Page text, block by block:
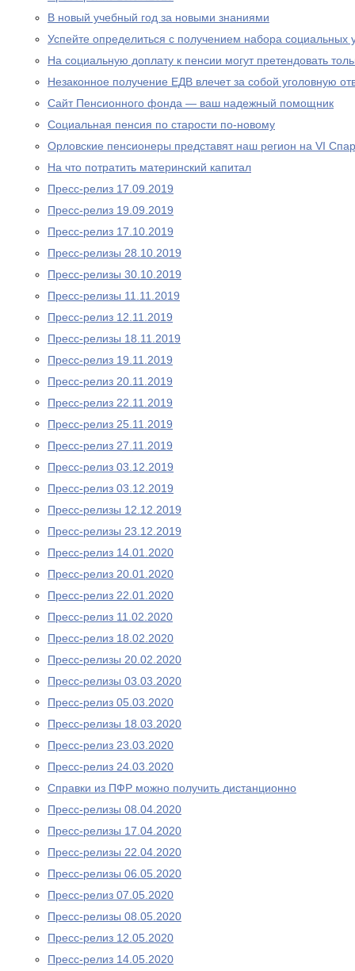
В новый учебный год за новыми знаниями
Успейте определиться с получением набора социальных
На социальную доплату к пенсии могут претендовать
Незаконное получение ЕДВ влечет за собой уголовную
Сайт Пенсионного фонда — ваш надежный помощник
Социальная пенсия по старости по-новому
Орловские пенсионеры представят наш регион на VI
На что потратить материнский капитал
Пресс-релиз 17.09.2019
Пресс-релиз 19.09.2019
Пресс-релиз 17.10.2019
Пресс-релизы 28.10.2019
Пресс-релизы 30.10.2019
Пресс-релизы 11.11.2019
Пресс-релиз 12.11.2019
Пресс-релизы 18.11.2019
Пресс-релиз 19.11.2019
Пресс-релиз 20.11.2019
Пресс-релиз 22.11.2019
Пресс-релиз 25.11.2019
Пресс-релиз 27.11.2019
Пресс-релиз 03.12.2019
Пресс-релиз 03.12.2019
Пресс-релизы 12.12.2019
Пресс-релизы 23.12.2019
Пресс-релиз 14.01.2020
Пресс-релиз 20.01.2020
Пресс-релиз 22.01.2020
Пресс-релиз 11.02.2020
Пресс-релиз 18.02.2020
Пресс-релизы 20.02.2020
Пресс-релизы 03.03.2020
Пресс-релиз 05.03.2020
Пресс-релизы 18.03.2020
Пресс-релиз 23.03.2020
Пресс-релиз 24.03.2020
Справки из ПФР можно получить дистанционно
Пресс-релизы 08.04.2020
Пресс-релизы 17.04.2020
Пресс-релизы 22.04.2020
Пресс-релизы 06.05.2020
Пресс-релиз 07.05.2020
Пресс-релизы 08.05.2020
Пресс-релиз 12.05.2020
Пресс-релиз 14.05.2020